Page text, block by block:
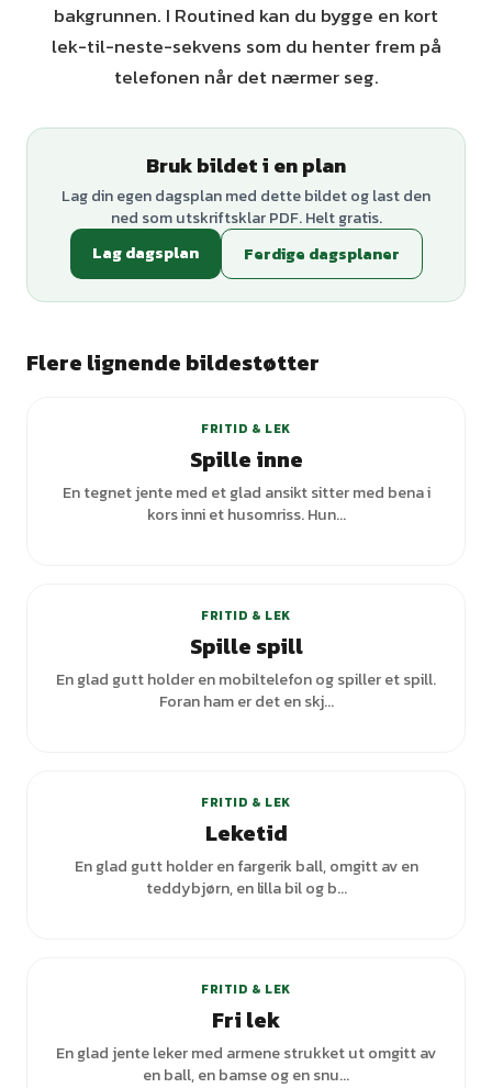
bakgrunnen. I Routined kan du bygge en kort
lek-til-neste-sekvens som du henter frem på
telefonen når det nærmer seg.
Bruk bildet i en plan
Lag din egen dagsplan med dette bildet og last den
ned som utskriftsklar PDF. Helt gratis.
Lag dagsplan
Ferdige dagsplaner
Flere lignende bildestøtter
FRITID & LEK
Spille inne
En tegnet jente med et glad ansikt sitter med bena i
kors inni et husomriss. Hun...
FRITID & LEK
Spille spill
En glad gutt holder en mobiltelefon og spiller et spill.
Foran ham er det en skj...
FRITID & LEK
Leketid
En glad gutt holder en fargerik ball, omgitt av en
teddybjørn, en lilla bil og b...
FRITID & LEK
Fri lek
En glad jente leker med armene strukket ut omgitt av
en ball, en bamse og en snu...